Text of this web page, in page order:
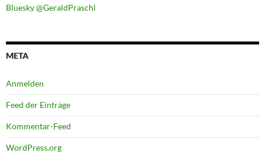
Bluesky @GeraldPraschl
META
Anmelden
Feed der Einträge
Kommentar-Feed
WordPress.org